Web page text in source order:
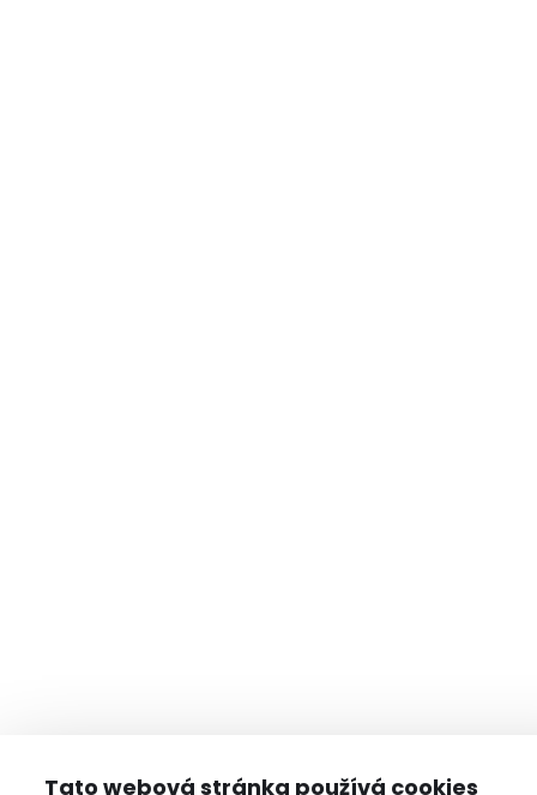
Tato webová stránka používá cookies